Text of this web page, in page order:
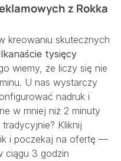
z Rokka
kreowaniu skutecznych
tysięcy
wiemy, że liczy się nie
U nas wystarczy
nadruk i
w mniej niż 2 minuty
Kliknij
i poczekaj na ofertę —
ciągu 3 godzin